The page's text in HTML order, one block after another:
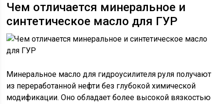
Чем отличается минеральное и
синтетическое масло для ГУР
Минеральное масло для гидроусилителя руля получают
из переработанной нефти без глубокой химической
модификации. Оно обладает более высокой вязкостью